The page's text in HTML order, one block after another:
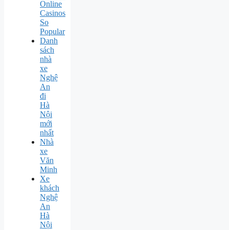
Online
Casinos
So
Popular
Danh
sách
nhà
xe
Nghệ
An
đi
Hà
Nội
mới
nhất
Nhà
xe
Văn
Minh
Xe
khách
Nghệ
An
Hà
Nội